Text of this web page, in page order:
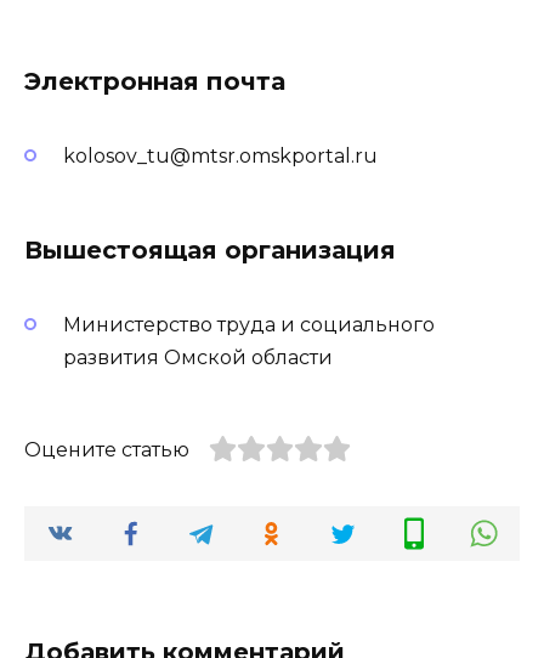
Электронная почта
kolosov_tu@mtsr.omskportal.ru
Вышестоящая организация
Министерство труда и социального
развития Омской области
Оцените статью
Добавить комментарий